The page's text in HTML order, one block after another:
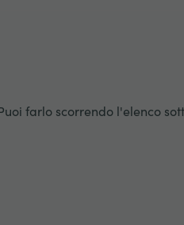
farlo scorrendo l'elenco